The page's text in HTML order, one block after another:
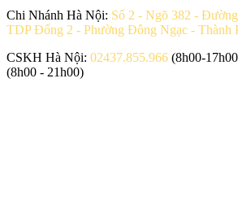
Chi Nhánh Hà Nội: Số 2 - Ngõ 382 -
TDP Đống 2 - Phường Đông Ngạc - Thành
CSKH Hà Nội: 02437.855.966 (8h00-
(8h00 - 21h00)